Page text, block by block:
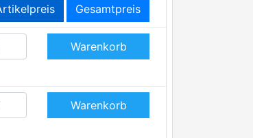
Gesamtpreis
Warenkorb
Warenkorb